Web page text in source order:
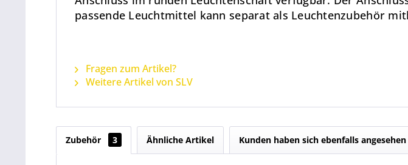
passende Leuchtmittel kann separat als Leuchtenzubehör
Fragen zum Artikel?
Weitere Artikel von SLV
Zubehör 3 Ähnliche Artikel Kunden haben sich ebenfalls angesehen